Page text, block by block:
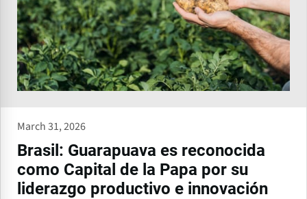
March 31, 2026
Brasil: Guarapuava es reconocida
como Capital de la Papa por su
liderazgo productivo e innovación